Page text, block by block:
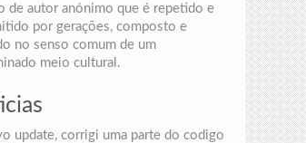
de autor anónimo que é repetido e
por gerações, composto e
no senso comum de um
meio cultural.
update, corrigi uma parte do codigo